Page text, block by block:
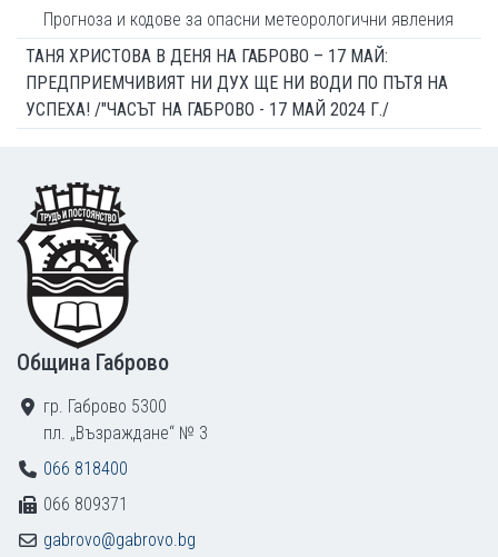
Прогноза и кодове за опасни метеорологични явления
ТАНЯ ХРИСТОВА В ДЕНЯ НА ГАБРОВО – 17 МАЙ:
ПРЕДПРИЕМЧИВИЯТ НИ ДУХ ЩЕ НИ ВОДИ ПО ПЪТЯ НА
УСПЕХА! /"ЧАСЪТ НА ГАБРОВО - 17 МАЙ 2024 Г./
Footer
Община Габрово
гр. Габрово 5300
пл. „Възраждане“ № 3
066 818400
066 809371
gabrovo@gabrovo.bg